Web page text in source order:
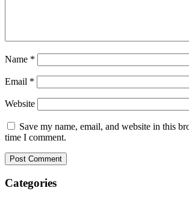
Name *
Email *
Website
Save my name, email, and website in this
time I comment.
Categories